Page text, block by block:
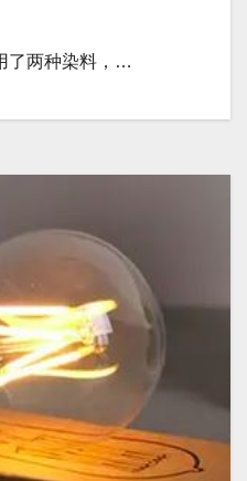
了两种染料，…